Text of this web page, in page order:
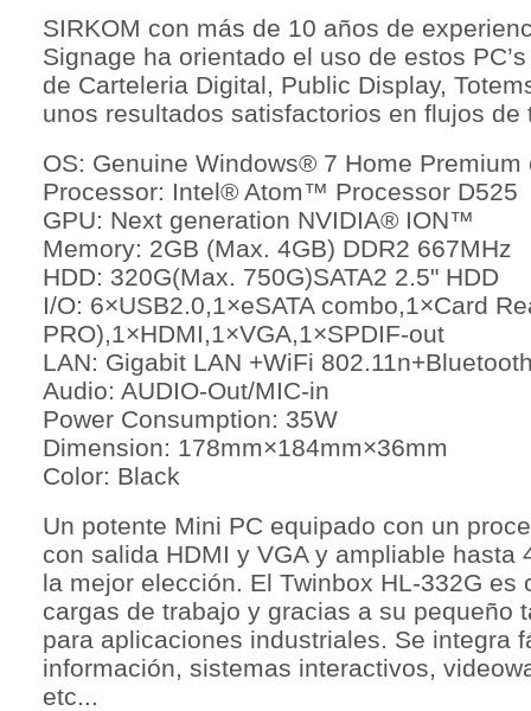
SIRKOM con más de 10 años de
Signage ha orientado el uso de estos
de Carteleria Digital, Public Display,
unos resultados satisfactorios en flujos de
OS: Genuine Windows® 7 Home
Processor: Intel® Atom™ Processor D525
GPU: Next generation NVIDIA® ION™
Memory: 2GB (Max. 4GB) DDR2 667MHz
HDD: 320G(Max. 750G)SATA2 2.5" HDD
I/O: 6×USB2.0,1×eSATA combo,1×Card
PRO),1×HDMI,1×VGA,1×SPDIF-out
LAN: Gigabit LAN +WiFi
Audio: AUDIO-Out/MIC-in
Power Consumption: 35W
Dimension: 178mm×184mm×36mm
Color: Black
Un potente Mini PC equipado con un
con salida HDMI y VGA y ampliable hasta
la mejor elección. El Twinbox HL-332G es
cargas de trabajo y gracias a su pequeño
para aplicaciones industriales. Se integra
información, sistemas interactivos,
etc...